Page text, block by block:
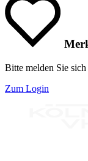
Bitte melden Sie
Zum Login